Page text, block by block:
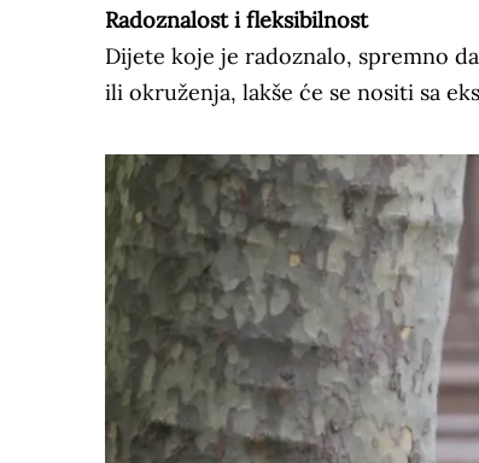
Radoznalost i fleksibilnost
Dijete koje je radoznalo, spremno
ili okruženja, lakše će se nositi sa